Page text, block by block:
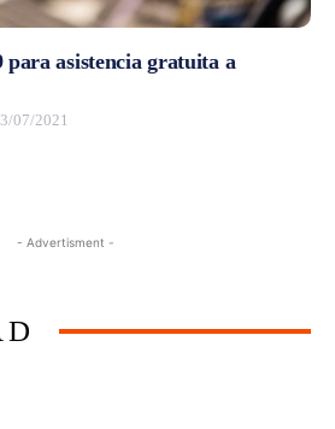
asistencia gratuita a
07/2021
- Advertisment -